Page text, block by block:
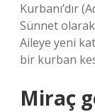
Kurbanı’dır
Sünnet
Aileye yeni
bir kurban
Miraç